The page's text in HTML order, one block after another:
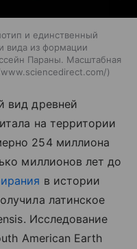
и единственный
вида из формации
Параны. Масштабная
вид древней
на территории
254 миллиона
миллионов лет до
в истории
латинское
Исследование
American Earth